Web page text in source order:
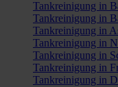
Tankreinigung in
Tankreinigung in
Tankreinigung in
Tankreinigung in
Tankreinigung in
Tankreinigung in
Tankreinigung in